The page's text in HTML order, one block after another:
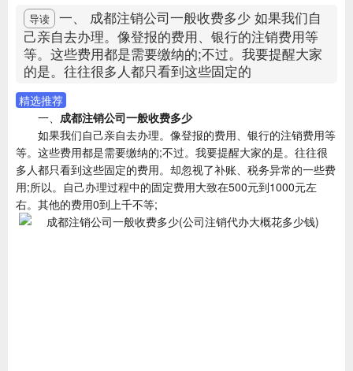
导读
一、 成都注销公司一般收费多少 如果我们自
己亲自去办理。像登报的费用、银行的注销费用等
等。这些费用都是需要缴纳的;不过。我要提醒大家
的是。往往很多人都只看到这些固定的
精选推荐
一、 成都注销公司一般收费多少
如果我们自己亲自去办理。像登报的费用、银行的注销费用等
等。这些费用都是需要缴纳的;不过。我要提醒大家的是。往往很
多人都只看到这些固定的费用。却忽视了补账、税务异常的一些费
用;所以。自己办理过程中的固定费用大致在500元到1000元左
右。其他的费用0到上千不等;